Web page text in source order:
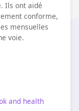
Ils ont aidé
conforme,
mensuelles
voie.
and health